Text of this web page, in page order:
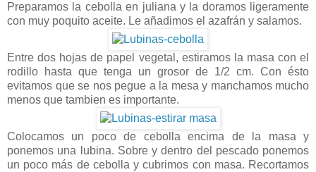
Preparamos la cebolla en juliana y la doramos ligeramente
con muy poquito aceite. Le añadimos el azafrán y salamos.
Entre dos hojas de papel vegetal, estiramos la masa con el
rodillo hasta que tenga un grosor de 1/2 cm. Con ésto
evitamos que se nos pegue a la mesa y manchamos mucho
menos que tambien es importante.
Colocamos un poco de cebolla encima de la masa y
ponemos una lubina. Sobre y dentro del pescado ponemos
un poco más de cebolla y cubrimos con masa. Recortamos